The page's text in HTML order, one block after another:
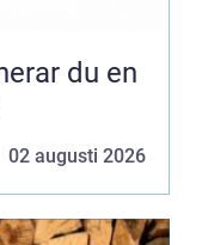
02 augusti 2026